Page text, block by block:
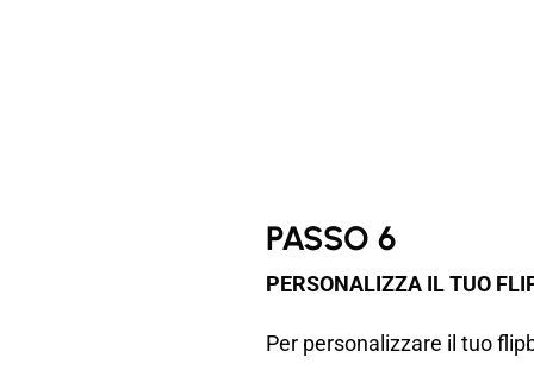
PASSO 6
PERSONALIZZA IL TUO
Per personalizzare il tuo